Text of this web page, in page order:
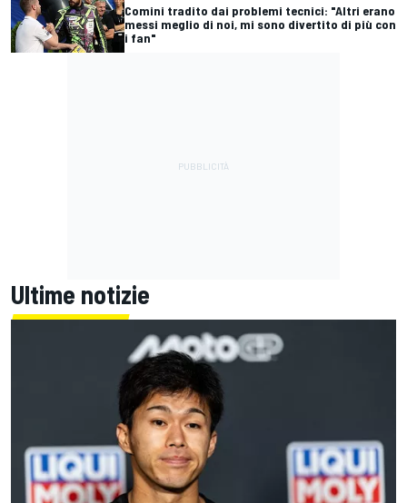
Comini tradito dai problemi tecnici: "Altri erano
messi meglio di noi, mi sono divertito di più con
i fan"
Ultime notizie